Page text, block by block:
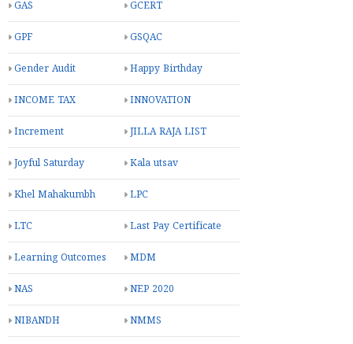
GAS GCERT
GPF GSQAC
Gender Audit Happy Birthday
INCOME TAX INNOVATION
Increment JILLA RAJA LIST
Joyful Saturday Kala utsav
Khel Mahakumbh LPC
LTC Last Pay Certificate
Learning Outcomes MDM
NAS NEP 2020
NIBANDH NMMS